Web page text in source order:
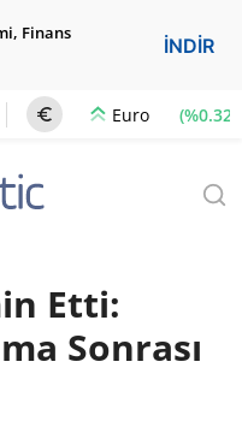
Finans
İNDİR
Euro (%0.32)
Etti:
Sonrası